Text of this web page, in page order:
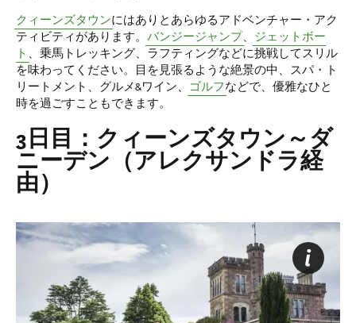
クィーンズタウンにはありとあらゆるアドベンチャー・アク
ティビティがあります。 バンジージャンプ、 ジェットボー
ト 、乗馬トレッキング、ラフティングなどに挑戦してスリル
を味わってください。目を見張るような絶景の中、スパ・ト
リートメント、グルメ&ワイン、
ゴルフなどで、優雅なひと
時を過ごすこともできます。
3日目：クィーンズタウン～ダ
ニーデン（アレクサンドラ経
由）